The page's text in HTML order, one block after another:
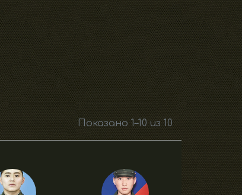
Показано 1–10 из 10